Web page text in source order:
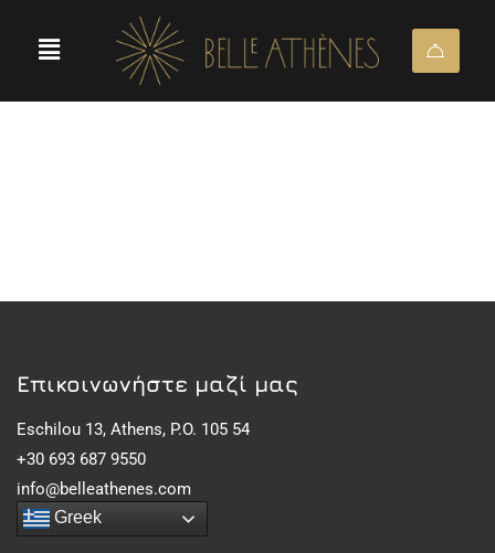
Eπικοινωνήστε μαζί μας
Eschilou 13, Athens, P.O. 105 54
+30 693 687 9550
info@belleathenes.com
Greek